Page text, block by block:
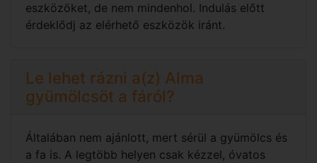
eszközöket, de nem mindenhol. Indulás előtt
érdeklődj az elérhető eszközök iránt.
Le lehet rázni a(z) Alma
gyümölcsöt a fáról?
Általában nem ajánlott, mert sérül a gyümölcs és
a fa is. A legtöbb helyen csak kézzel, óvatos